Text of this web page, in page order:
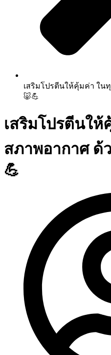
เสริมโปรตีนให้คุ้มค่า ใน
🐷💪
เสริมโปรตีนใ
สภาพอากาศ ด้
💪